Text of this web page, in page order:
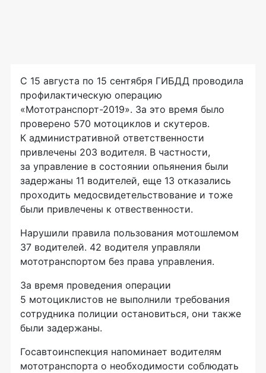
С 15 августа по 15 сентября ГИБДД проводила
профилактическую операцию
«Мототранспорт-2019». За это время было
проверено 570 мотоциклов и скутеров.
К административной ответственности
привлечены 203 водителя. В частности,
за управление в состоянии опьянения были
задержаны 11 водителей, еще 13 отказались
проходить медосвидетельствование и тоже
были привлечены к отвественности.
Нарушили правила пользования мотошлемом
37 водителей. 42 водителя управляли
мототранспортом без права управления.
За время проведения операции
5 мотоциклистов не выполнили требования
сотрудника полиции остановиться, они также
были задержаны.
Госавтоинспекция напоминает водителям
мототранспорта о необходимости соблюдать